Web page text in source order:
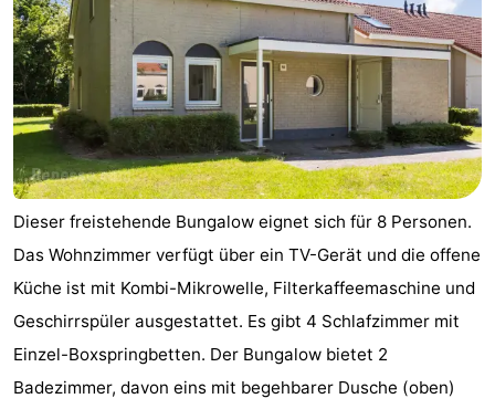
Dieser freistehende Bungalow eignet sich für 8 Personen.
Das Wohnzimmer verfügt über ein TV-Gerät und die offene
Küche ist mit Kombi-Mikrowelle, Filterkaffeemaschine und
Geschirrspüler ausgestattet. Es gibt 4 Schlafzimmer mit
Einzel-Boxspringbetten. Der Bungalow bietet 2
Badezimmer, davon eins mit begehbarer Dusche (oben)